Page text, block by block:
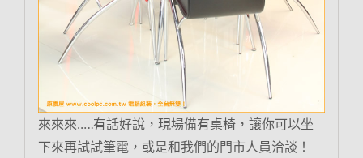
來來來…..有話好說，現場備有桌椅，讓你可以坐
下來再試試筆電，或是和我們的門市人員洽談！